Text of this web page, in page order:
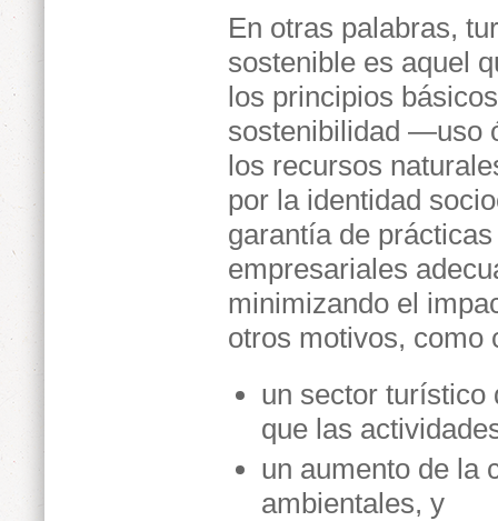
En otras palabras,
sostenible es aquel
los principios
sostenibilidad —uso
los recursos
por la identidad
garantía de prácticas
empresariales
minimizando el
otros motivos, como
un sector turístico
que las
un aumento de la
ambientales, y